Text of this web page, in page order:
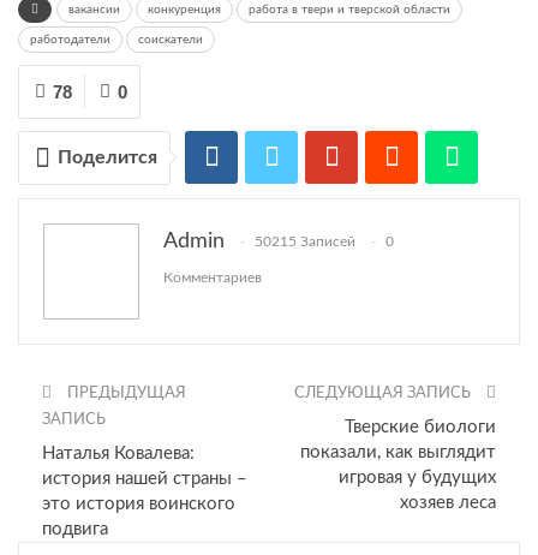
вакансии конкуренция работа в твери и тверской области
работодатели соискатели
0
78
Поделится
Admin 50215 Записей 0
Комментариев
ПРЕДЫДУЩАЯ
ЗАПИСЬ
Наталья Ковалева:
история нашей страны –
это история воинского
подвига
СЛЕДУЮЩАЯ ЗАПИСЬ
Тверские биологи
показали, как выглядит
игровая у будущих
хозяев леса